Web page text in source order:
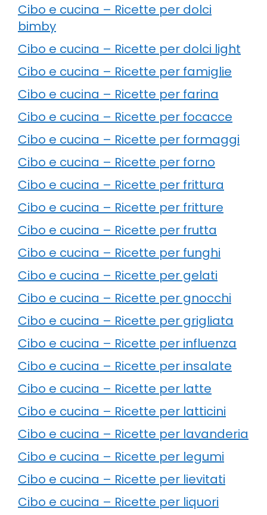
Cibo e cucina – Ricette per dolci
bimby
Cibo e cucina – Ricette per dolci light
Cibo e cucina – Ricette per famiglie
Cibo e cucina – Ricette per farina
Cibo e cucina – Ricette per focacce
Cibo e cucina – Ricette per formaggi
Cibo e cucina – Ricette per forno
Cibo e cucina – Ricette per frittura
Cibo e cucina – Ricette per fritture
Cibo e cucina – Ricette per frutta
Cibo e cucina – Ricette per funghi
Cibo e cucina – Ricette per gelati
Cibo e cucina – Ricette per gnocchi
Cibo e cucina – Ricette per grigliata
Cibo e cucina – Ricette per influenza
Cibo e cucina – Ricette per insalate
Cibo e cucina – Ricette per latte
Cibo e cucina – Ricette per latticini
Cibo e cucina – Ricette per lavanderia
Cibo e cucina – Ricette per legumi
Cibo e cucina – Ricette per lievitati
Cibo e cucina – Ricette per liquori